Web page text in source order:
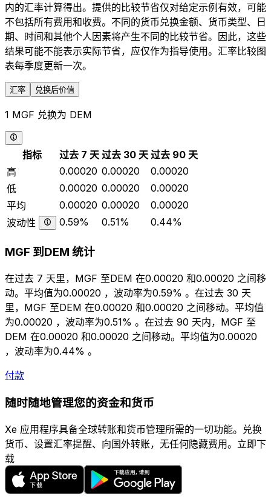
内的汇率计算得出。提供的比较节省仅对给定示例有效，可能
不包括所有费用和收费。不同的货币兑换金额、货币类型、日
期、时间和其他个人因素将产生不同的比较节省。因此，这些
结果可能不能表示实际节省，应仅作为指导使用。汇率比较图
表每季度更新一次。
汇率 兑换后价值
1 MGF 兑换为 DEM
指标 过去 7 天 过去 30 天 过去 90 天
高
0.00020 0.00020
0.00020
低
0.00020 0.00020
0.00020
平均
0.00020 0.00020
0.00020
波动性
0.59% 0.51% 0.44%
MGF 到DEM 统计
在过去 7 天里，MGF 至DEM 在0.00020 和0.00020 之间移
动。平均值为0.00020 ，波动率为0.59% 。在过去 30 天
里，MGF 至DEM 在0.00020 和0.00020 之间移动。平均值
为0.00020 ，波动率为0.51% 。在过去 90 天内，MGF 至
DEM 在0.00020 和0.00020 之间移动。平均值为0.00020
，波动率为0.44% 。
付款
随时随地管理您的资金和货币
Xe 应用程序具备全球转账和货币管理所需的一切功能。兑换
货币、设置汇率提醒、向国外转账，无任何隐藏费用。立即下
载